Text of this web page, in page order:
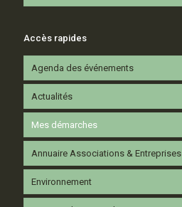
Accès rapides
Agenda des événements
Actualités
Mes démarches
Annuaire Associations & Entreprises
Environnement